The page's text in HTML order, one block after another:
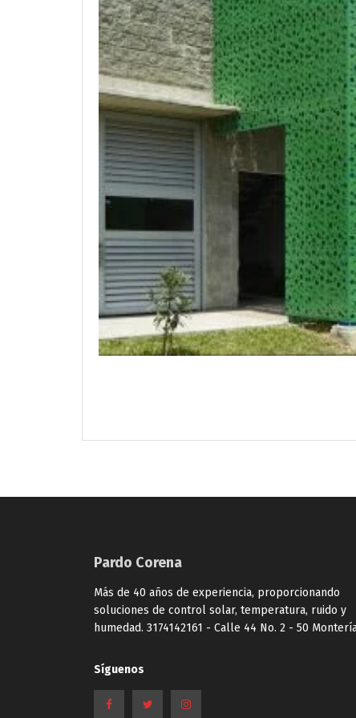
Pardo Corena
Más de 40 años de experiencia, proporcionando
soluciones de control solar, temperatura, ruido y
humedad. 3174142161 - Calle 44 No. 2 - 50
Síguenos